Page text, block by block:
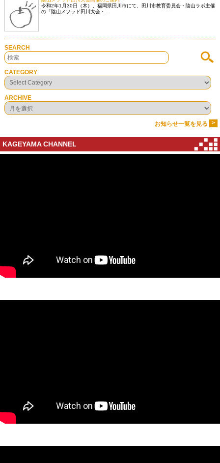
令和2年1月30日（木）、福岡県田川市にて、田川市教育委員会・陰山ラボ主催
の「陰山メソッド田川大会・...
SEARCH
CATEGORY
ARCHIVE
お知らせ一覧を見る >
KAGEYAMA CHANNEL